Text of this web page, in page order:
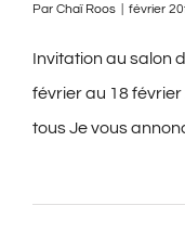
Par Chaï Roos février
Invitation au salon
février au 18
tous Je vous